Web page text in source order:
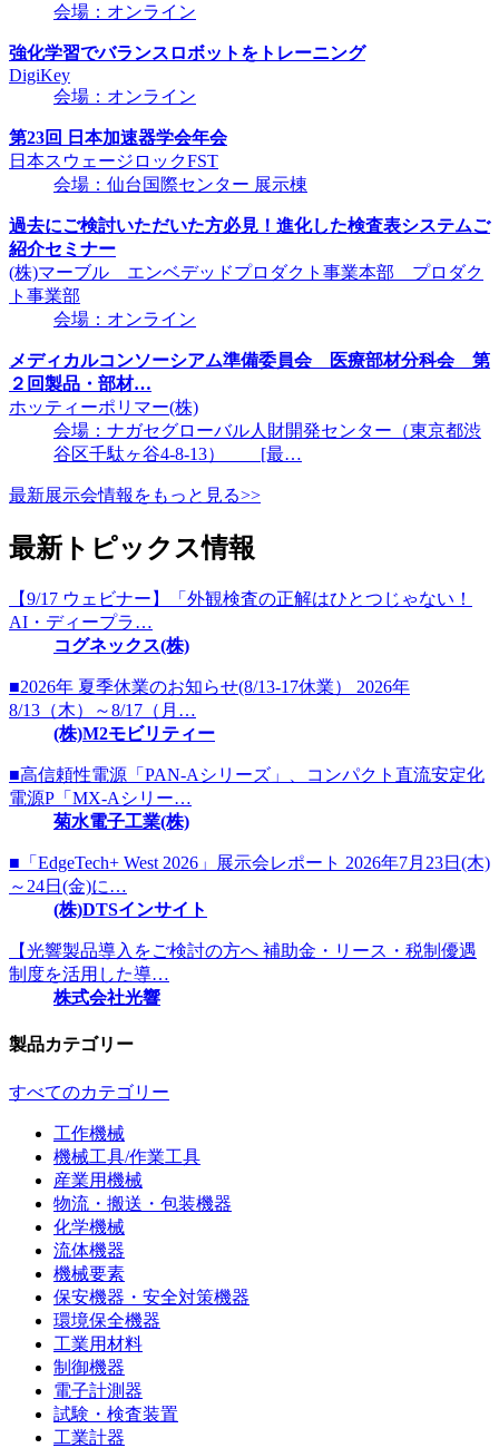
会場：オンライン
強化学習でバランスロボットをトレーニング
DigiKey
会場：オンライン
第23回 日本加速器学会年会
日本スウェージロックFST
会場：仙台国際センター 展示棟
過去にご検討いただいた方必見！進化した検査表システムご
紹介セミナー
(株)マーブル エンベデッドプロダクト事業本部 プロダク
ト事業部
会場：オンライン
メディカルコンソーシアム準備委員会 医療部材分科会 第
２回製品・部材…
ホッティーポリマー(株)
会場：ナガセグローバル人財開発センター（東京都渋
谷区千駄ヶ谷4-8-13） [最…
最新展示会情報をもっと見る>>
最新トピックス情報
【9/17 ウェビナー】「外観検査の正解はひとつじゃない！
AI・ディープラ…
コグネックス(株)
■2026年 夏季休業のお知らせ(8/13-17休業） 2026年
8/13（木）～8/17（月…
(株)M2モビリティー
■高信頼性電源「PAN-Aシリーズ」、コンパクト直流安定化
電源P「MX-Aシリー…
菊水電子工業(株)
■「EdgeTech+ West 2026」展示会レポート 2026年7月23日(木)
～24日(金)に…
(株)DTSインサイト
【光響製品導入をご検討の方へ 補助金・リース・税制優遇
制度を活用した導…
株式会社光響
製品カテゴリー
すべてのカテゴリー
工作機械
機械工具/作業工具
産業用機械
物流・搬送・包装機器
化学機械
流体機器
機械要素
保安機器・安全対策機器
環境保全機器
工業用材料
制御機器
電子計測器
試験・検査装置
工業計器